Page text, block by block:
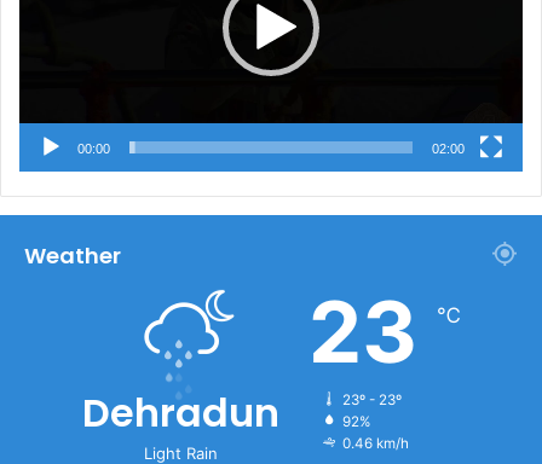
00:00 02:00
Weather
Dehradun
Light Rain
23 ℃
23º - 23º
92%
0.46 km/h